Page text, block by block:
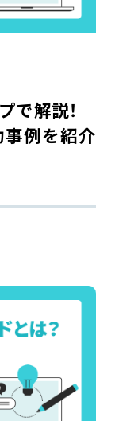
で解説！
例を紹介